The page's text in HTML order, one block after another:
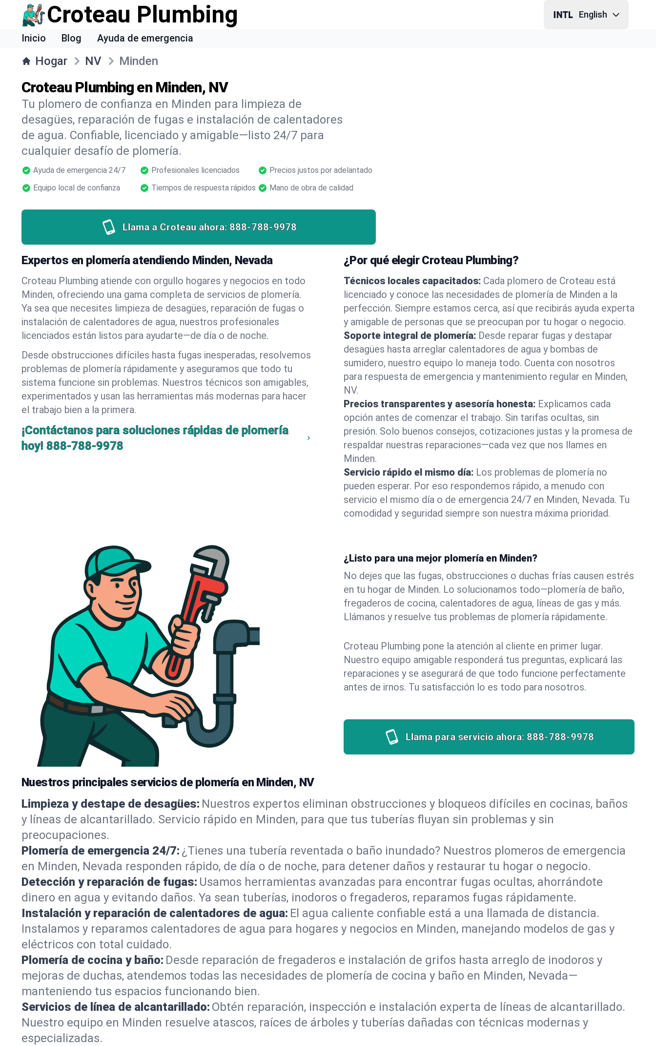
Croteau Plumbing English
Inicio Blog Ayuda de emergencia
Hogar NV Minden
Croteau Plumbing en Minden, NV
Tu plomero de confianza en Minden para limpieza de
desagües, reparación de fugas e instalación de calentadores
de agua. Confiable, licenciado y amigable—listo 24/7 para
cualquier desafío de plomería.
Ayuda de emergencia 24/7 Profesionales licenciados
Precios justos por adelantado
Equipo local de confianza
Tiempos de respuesta rápidos Mano de obra de calidad
Llama a Croteau ahora: 888-788-9978
Expertos en plomería atendiendo Minden, Nevada
Croteau Plumbing atiende con orgullo hogares y negocios en todo
Minden, ofreciendo una gama completa de servicios de plomería.
Ya sea que necesites limpieza de desagües, reparación de fugas o
instalación de calentadores de agua, nuestros profesionales
licenciados están listos para ayudarte—de día o de noche.
Desde obstrucciones difíciles hasta fugas inesperadas, resolvemos
problemas de plomería rápidamente y aseguramos que todo tu
sistema funcione sin problemas. Nuestros técnicos son amigables,
experimentados y usan las herramientas más modernas para hacer
el trabajo bien a la primera.
¡Contáctanos para soluciones rápidas de plomería
hoy! 888-788-9978
¿Por qué elegir Croteau Plumbing?
Técnicos locales capacitados: Cada plomero de Croteau está
licenciado y conoce las necesidades de plomería de Minden a la
perfección. Siempre estamos cerca, así que recibirás ayuda experta
y amigable de personas que se preocupan por tu hogar o negocio.
Soporte integral de plomería: Desde reparar fugas y destapar
desagües hasta arreglar calentadores de agua y bombas de
sumidero, nuestro equipo lo maneja todo. Cuenta con nosotros
para respuesta de emergencia y mantenimiento regular en Minden,
NV.
Precios transparentes y asesoría honesta: Explicamos cada
opción antes de comenzar el trabajo. Sin tarifas ocultas, sin
presión. Solo buenos consejos, cotizaciones justas y la promesa de
respaldar nuestras reparaciones—cada vez que nos llames en
Minden.
Servicio rápido el mismo día: Los problemas de plomería no
pueden esperar. Por eso respondemos rápido, a menudo con
servicio el mismo día o de emergencia 24/7 en Minden, Nevada. Tu
comodidad y seguridad siempre son nuestra máxima prioridad.
¿Listo para una mejor plomería en Minden?
No dejes que las fugas, obstrucciones o duchas frías causen estrés
en tu hogar de Minden. Lo solucionamos todo—plomería de baño,
fregaderos de cocina, calentadores de agua, líneas de gas y más.
Llámanos y resuelve tus problemas de plomería rápidamente.
Croteau Plumbing pone la atención al cliente en primer lugar.
Nuestro equipo amigable responderá tus preguntas, explicará las
reparaciones y se asegurará de que todo funcione perfectamente
antes de irnos. Tu satisfacción lo es todo para nosotros.
Llama para servicio ahora: 888-788-9978
Nuestros principales servicios de plomería en Minden, NV
Limpieza y destape de desagües: Nuestros expertos eliminan obstrucciones y bloqueos difíciles en cocinas, baños
y líneas de alcantarillado. Servicio rápido en Minden, para que tus tuberías fluyan sin problemas y sin
preocupaciones.
Plomería de emergencia 24/7: ¿Tienes una tubería reventada o baño inundado? Nuestros plomeros de emergencia
en Minden, Nevada responden rápido, de día o de noche, para detener daños y restaurar tu hogar o negocio.
Detección y reparación de fugas: Usamos herramientas avanzadas para encontrar fugas ocultas, ahorrándote
dinero en agua y evitando daños. Ya sean tuberías, inodoros o fregaderos, reparamos fugas rápidamente.
Instalación y reparación de calentadores de agua: El agua caliente confiable está a una llamada de distancia.
Instalamos y reparamos calentadores de agua para hogares y negocios en Minden, manejando modelos de gas y
eléctricos con total cuidado.
Plomería de cocina y baño: Desde reparación de fregaderos e instalación de grifos hasta arreglo de inodoros y
mejoras de duchas, atendemos todas las necesidades de plomería de cocina y baño en Minden, Nevada—
manteniendo tus espacios funcionando bien.
Servicios de línea de alcantarillado: Obtén reparación, inspección e instalación experta de líneas de alcantarillado.
Nuestro equipo en Minden resuelve atascos, raíces de árboles y tuberías dañadas con técnicas modernas y
especializadas.